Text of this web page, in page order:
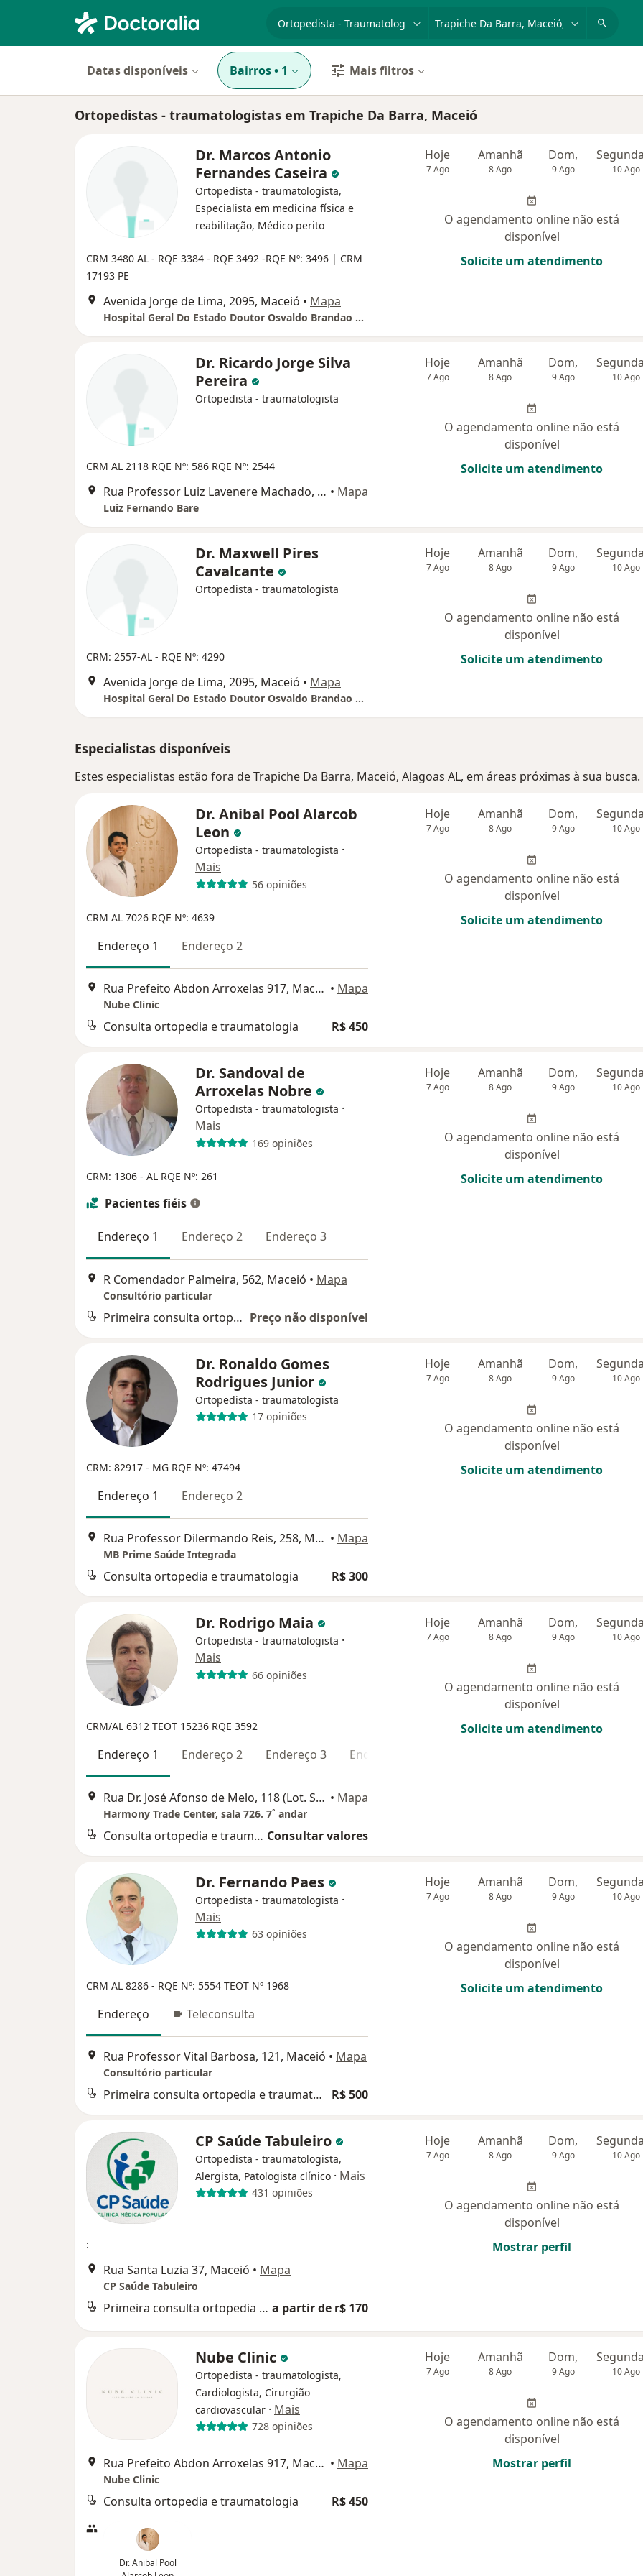
Datas disponíveis Bairros• 1 Mais filtros
Ortopedistas - traumatologistas em Trapiche Da Barra, Maceió
Dr. Marcos Antonio
Fernandes Caseira
Ortopedista - traumatologista,
Especialista em medicina física e
reabilitação, Médico perito
CRM 3480 AL - RQE 3384 - RQE 3492 -RQE Nº: 3496 | CRM
17193 PE
Avenida Jorge de Lima, 2095, Maceió • Mapa
Hospital Geral Do Estado Doutor Osvaldo Brandao Vilela
Hoje
7 Ago
Amanhã
8 Ago
Dom,
9 Ago 10 Ago
O agendamento online não está
disponível
Solicite um atendimento
Dr. Ricardo Jorge Silva
Pereira
Ortopedista - traumatologista
CRM AL 2118 RQE Nº: 586 RQE Nº: 2544
Rua Professor Luiz Lavenere Machado, 203, Maceió • Mapa
Luiz Fernando Bare
Hoje
7 Ago
Amanhã
8 Ago
Dom,
9 Ago 10 Ago
O agendamento online não está
disponível
Solicite um atendimento
Dr. Maxwell Pires
Cavalcante
Ortopedista - traumatologista
CRM: 2557-AL - RQE Nº: 4290
Avenida Jorge de Lima, 2095, Maceió • Mapa
Hospital Geral Do Estado Doutor Osvaldo Brandao Vilela
Hoje
7 Ago
Amanhã
8 Ago
Dom,
9 Ago 10 Ago
O agendamento online não está
disponível
Solicite um atendimento
Especialistas disponíveis
Estes especialistas estão fora de Trapiche Da Barra, Maceió, Alagoas AL, em áreas próximas à sua busca.
Dr. Anibal Pool Alarcob
Leon
Ortopedista - traumatologista ·
Mais
56 opiniões
CRM AL 7026 RQE Nº: 4639
Endereço 1 Endereço 2
Rua Prefeito Abdon Arroxelas 917, Maceió • Mapa
Nube Clinic
Consulta ortopedia e traumatologia R$ 450
Hoje
7 Ago
Amanhã
8 Ago
Dom,
9 Ago 10 Ago
O agendamento online não está
disponível
Solicite um atendimento
Dr. Sandoval de
Arroxelas Nobre
Ortopedista - traumatologista ·
Mais
169 opiniões
CRM: 1306 - AL RQE Nº: 261
Pacientes fiéis
Endereço 1 Endereço 2 Endereço 3
R Comendador Palmeira, 562, Maceió • Mapa
Consultório particular
Primeira consulta ortopedia e traumatologia Preço não disponível
Hoje
7 Ago
Amanhã
8 Ago
Dom,
9 Ago 10 Ago
O agendamento online não está
disponível
Solicite um atendimento
Dr. Ronaldo Gomes
Rodrigues Junior
Ortopedista - traumatologista
17 opiniões
CRM: 82917 - MG RQE Nº: 47494
Endereço 1 Endereço 2
Rua Professor Dilermando Reis, 258, Maceió • Mapa
MB Prime Saúde Integrada
Consulta ortopedia e traumatologia R$ 300
Hoje
7 Ago
Amanhã
8 Ago
Dom,
9 Ago 10 Ago
O agendamento online não está
disponível
Solicite um atendimento
Dr. Rodrigo Maia
Ortopedista - traumatologista ·
Mais
66 opiniões
CRM/AL 6312 TEOT 15236 RQE 3592
Endereço 1 Endereço 2 Endereço 3 Endereço 4
Rua Dr. José Afonso de Melo, 118 (Lot. Stella Maris), Maceió • Mapa
Harmony Trade Center, sala 726. 7˚ andar
Consulta ortopedia e traumatologia Consultar valores
Hoje
7 Ago
Amanhã
8 Ago
Dom,
9 Ago 10 Ago
O agendamento online não está
disponível
Solicite um atendimento
Dr. Fernando Paes
Ortopedista - traumatologista ·
Mais
63 opiniões
CRM AL 8286 - RQE Nº: 5554 TEOT Nº 1968
Endereço Teleconsulta
Rua Professor Vital Barbosa, 121, Maceió • Mapa
Consultório particular
Primeira consulta ortopedia e traumatologia R$ 500
Hoje
7 Ago
Amanhã
8 Ago
Dom,
9 Ago 10 Ago
O agendamento online não está
disponível
Solicite um atendimento
CP Saúde Tabuleiro
Ortopedista - traumatologista,
Alergista, Patologista clínico · Mais
431 opiniões
:
Rua Santa Luzia 37, Maceió • Mapa
CP Saúde Tabuleiro
Primeira consulta ortopedia e traumatologia a partir de r$ 170
Hoje
7 Ago
Amanhã
8 Ago
Dom,
9 Ago 10 Ago
O agendamento online não está
disponível
Mostrar perfil
Nube Clinic
Ortopedista - traumatologista,
Cardiologista, Cirurgião
cardiovascular · Mais
728 opiniões
Rua Prefeito Abdon Arroxelas 917, Maceió • Mapa
Nube Clinic
Consulta ortopedia e traumatologia R$ 450
Dr. Anibal Pool
Hoje
7 Ago
Amanhã
8 Ago
Dom,
9 Ago 10 Ago
O agendamento online não está
disponível
Mostrar perfil